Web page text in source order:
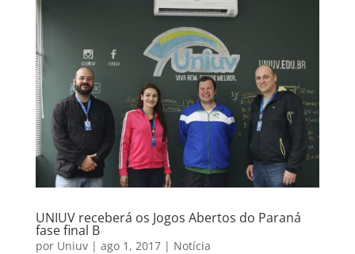
UNIUV receberá os Jogos Abertos do Paraná
fase final B
por Uniuv| ago 1, 2017| Notícia